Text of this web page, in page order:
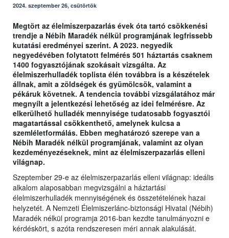
2024. szeptember 26, csütörtök
Megtört az élelmiszerpazarlás évek óta tartó csökkenési
trendje a Nébih Maradék nélkül programjának legfrissebb
kutatási eredményei szerint. A 2023. negyedik
negyedévében folytatott felmérés 501 háztartás csaknem
1400 fogyasztójának szokásait vizsgálta. Az
élelmiszerhulladék toplista élén továbbra is a készételek
állnak, amit a zöldségek és gyümölcsök, valamint a
pékáruk követnek. A tendencia további vizsgálatához már
megnyílt a jelentkezési lehetőség az idei felmérésre. Az
elkerülhető hulladék mennyisége tudatosabb fogyasztói
magatartással csökkenthető, amelynek kulcsa a
szemléletformálás. Ebben meghatározó szerepe van a
Nébih Maradék nélkül programjának, valamint az olyan
kezdeményezéseknek, mint az élelmiszerpazarlás elleni
világnap.
Szeptember 29-e az élelmiszerpazarlás elleni világnap: ideális
alkalom alaposabban megvizsgálni a háztartási
élelmiszerhulladék mennyiségének és összetételének hazai
helyzetét. A Nemzeti Élelmiszerlánc-biztonsági Hivatal (Nébih)
Maradék nélkül programja 2016-ban kezdte tanulmányozni e
kérdéskört, s azóta rendszeresen méri annak alakulását.